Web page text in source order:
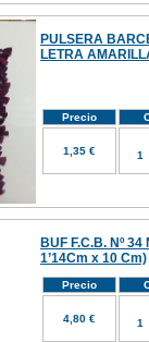
PULSERA
LETRA
Precio
1,35 €
BUF F.C.B. Nº
1’14Cm x 10 Cm)
Precio
4,80 €